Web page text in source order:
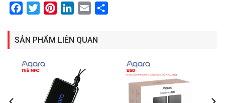
FacebookTwitterPinterestLinkedIn
Email
SẢN PHẨM LIÊN QUAN